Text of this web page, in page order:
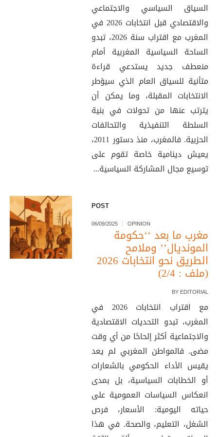
السياق السياسي والاجتماعي
والاقتصادي قبل انتخابات 2026 في
المغرب مع اقتراب سنة 2026، تبدو
الساحة السياسية المغربية أمام
منعطف جديد يستدعي قراءة
متأنية للسياق العام الذي سيؤطر
الانتخابات المقبلة، وما يمكن أن
يترتب عنها من تحولات في بنية
السلطة التنفيذية والتحالفات
الحزبية. فالمغرب، منذ دستور 2011،
يعيش دينامية خاصة تقوم على
توسيع مجال المشاركة السياسية...
POST
06/09/2025 OPINION
مغرب ما بعد ‘‘حكومة
المونديال’’ وملامح
الطريق نحو انتخابات 2026
(ملف : 2/4)
BY EDITORIAL
مع اقتراب انتخابات 2026 في
المغرب، تبدو التحديات الاقتصادية
والاجتماعية أكثر إلحاحًا من أي وقت
مضى. فالمواطن المغربي لم يعد
يقيس الأداء الحكومي بالشعارات
أو الخطابات السياسية، بل بمدى
انعكاس السياسات العمومية على
حياته اليومية: الأسعار، فرص
الشغل، التعليم، والصحة. في هذا